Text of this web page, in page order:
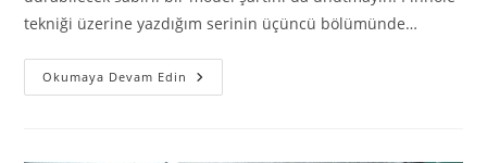
tekniği üzerine yazdığım serinin üçüncü bölümünde…
Okumaya Devam Edin